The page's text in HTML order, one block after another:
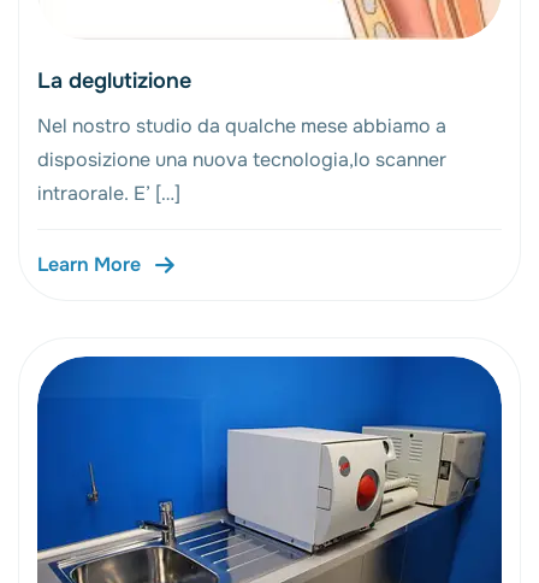
La deglutizione
Nel nostro studio da qualche mese abbiamo a
disposizione una nuova tecnologia,lo scanner
intraorale. E’ […]
Learn More